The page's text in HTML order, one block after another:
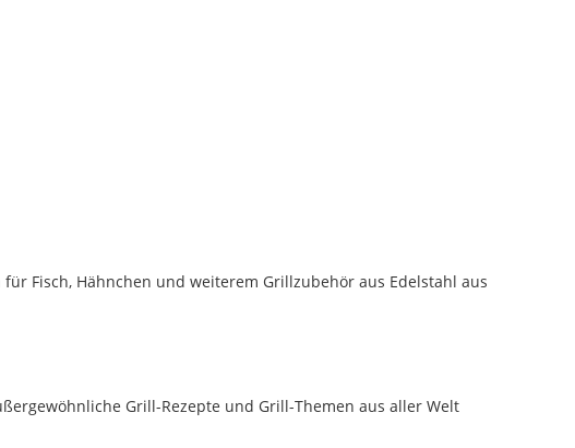
Fisch, Hähnchen und weiterem Grillzubehör aus Edelstahl aus
Grill-Rezepte und Grill-Themen aus aller Welt